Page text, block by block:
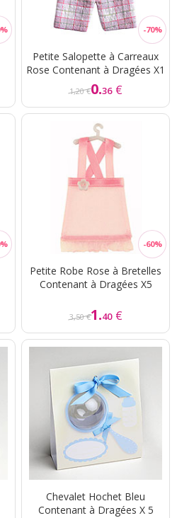
Petite Salopette à Carreaux
Rose Contenant à Dragées X1
1,20 €0.36 €
Petite Robe Rose à Bretelles
Contenant à Dragées X5
3,50 €1.40 €
Chevalet Hochet Bleu
Contenant à Dragées X 5